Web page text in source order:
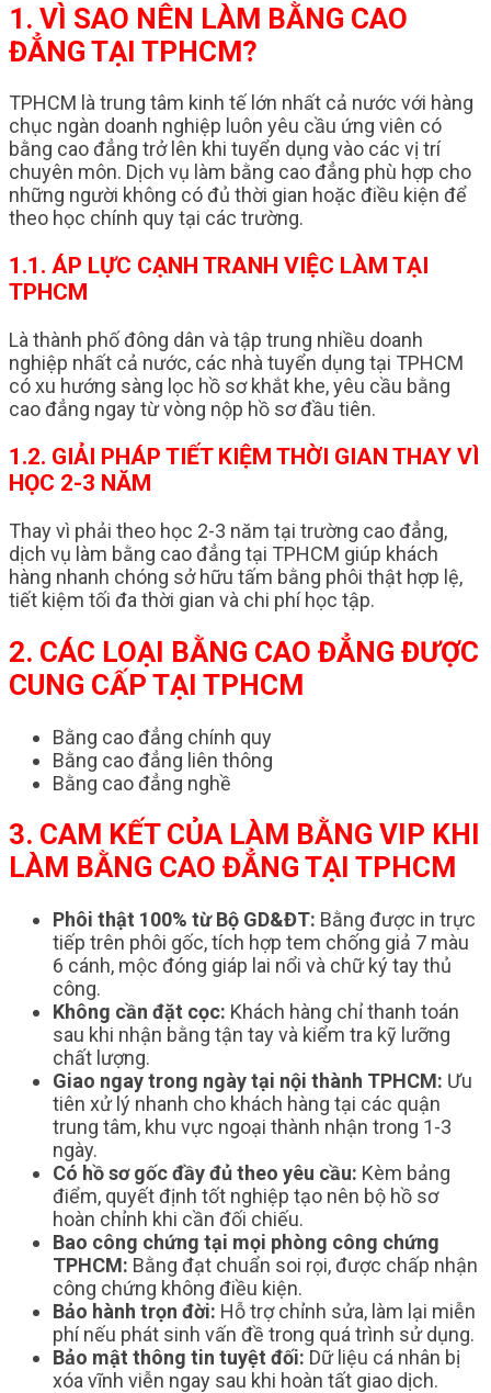
1. VÌ SAO NÊN LÀM BẰNG CAO
ĐẲNG TẠI TPHCM?
TPHCM là trung tâm kinh tế lớn nhất cả nước với hàng
chục ngàn doanh nghiệp luôn yêu cầu ứng viên có
bằng cao đẳng trở lên khi tuyển dụng vào các vị trí
chuyên môn. Dịch vụ làm bằng cao đẳng phù hợp cho
những người không có đủ thời gian hoặc điều kiện để
theo học chính quy tại các trường.
1.1. ÁP LỰC CẠNH TRANH VIỆC LÀM TẠI
TPHCM
Là thành phố đông dân và tập trung nhiều doanh
nghiệp nhất cả nước, các nhà tuyển dụng tại TPHCM
có xu hướng sàng lọc hồ sơ khắt khe, yêu cầu bằng
cao đẳng ngay từ vòng nộp hồ sơ đầu tiên.
1.2. GIẢI PHÁP TIẾT KIỆM THỜI GIAN THAY VÌ
HỌC 2-3 NĂM
Thay vì phải theo học 2-3 năm tại trường cao đẳng,
dịch vụ làm bằng cao đẳng tại TPHCM giúp khách
hàng nhanh chóng sở hữu tấm bằng phôi thật hợp lệ,
tiết kiệm tối đa thời gian và chi phí học tập.
2. CÁC LOẠI BẰNG CAO ĐẲNG ĐƯỢC
CUNG CẤP TẠI TPHCM
Bằng cao đẳng chính quy
Bằng cao đẳng liên thông
Bằng cao đẳng nghề
3. CAM KẾT CỦA LÀM BẰNG VIP KHI
LÀM BẰNG CAO ĐẲNG TẠI TPHCM
Phôi thật 100% từ Bộ GD&ĐT: Bằng được in trực
tiếp trên phôi gốc, tích hợp tem chống giả 7 màu
6 cánh, mộc đóng giáp lai nổi và chữ ký tay thủ
công.
Không cần đặt cọc: Khách hàng chỉ thanh toán
sau khi nhận bằng tận tay và kiểm tra kỹ lưỡng
chất lượng.
Giao ngay trong ngày tại nội thành TPHCM: Ưu
tiên xử lý nhanh cho khách hàng tại các quận
trung tâm, khu vực ngoại thành nhận trong 1-3
ngày.
Có hồ sơ gốc đầy đủ theo yêu cầu: Kèm bảng
điểm, quyết định tốt nghiệp tạo nên bộ hồ sơ
hoàn chỉnh khi cần đối chiếu.
Bao công chứng tại mọi phòng công chứng
TPHCM: Bằng đạt chuẩn soi rọi, được chấp nhận
công chứng không điều kiện.
Bảo hành trọn đời: Hỗ trợ chỉnh sửa, làm lại miễn
phí nếu phát sinh vấn đề trong quá trình sử dụng.
Bảo mật thông tin tuyệt đối: Dữ liệu cá nhân bị
xóa vĩnh viễn ngay sau khi hoàn tất giao dịch.